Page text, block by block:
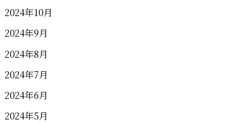
2024年10月
2024年9月
2024年8月
2024年7月
2024年6月
2024年5月